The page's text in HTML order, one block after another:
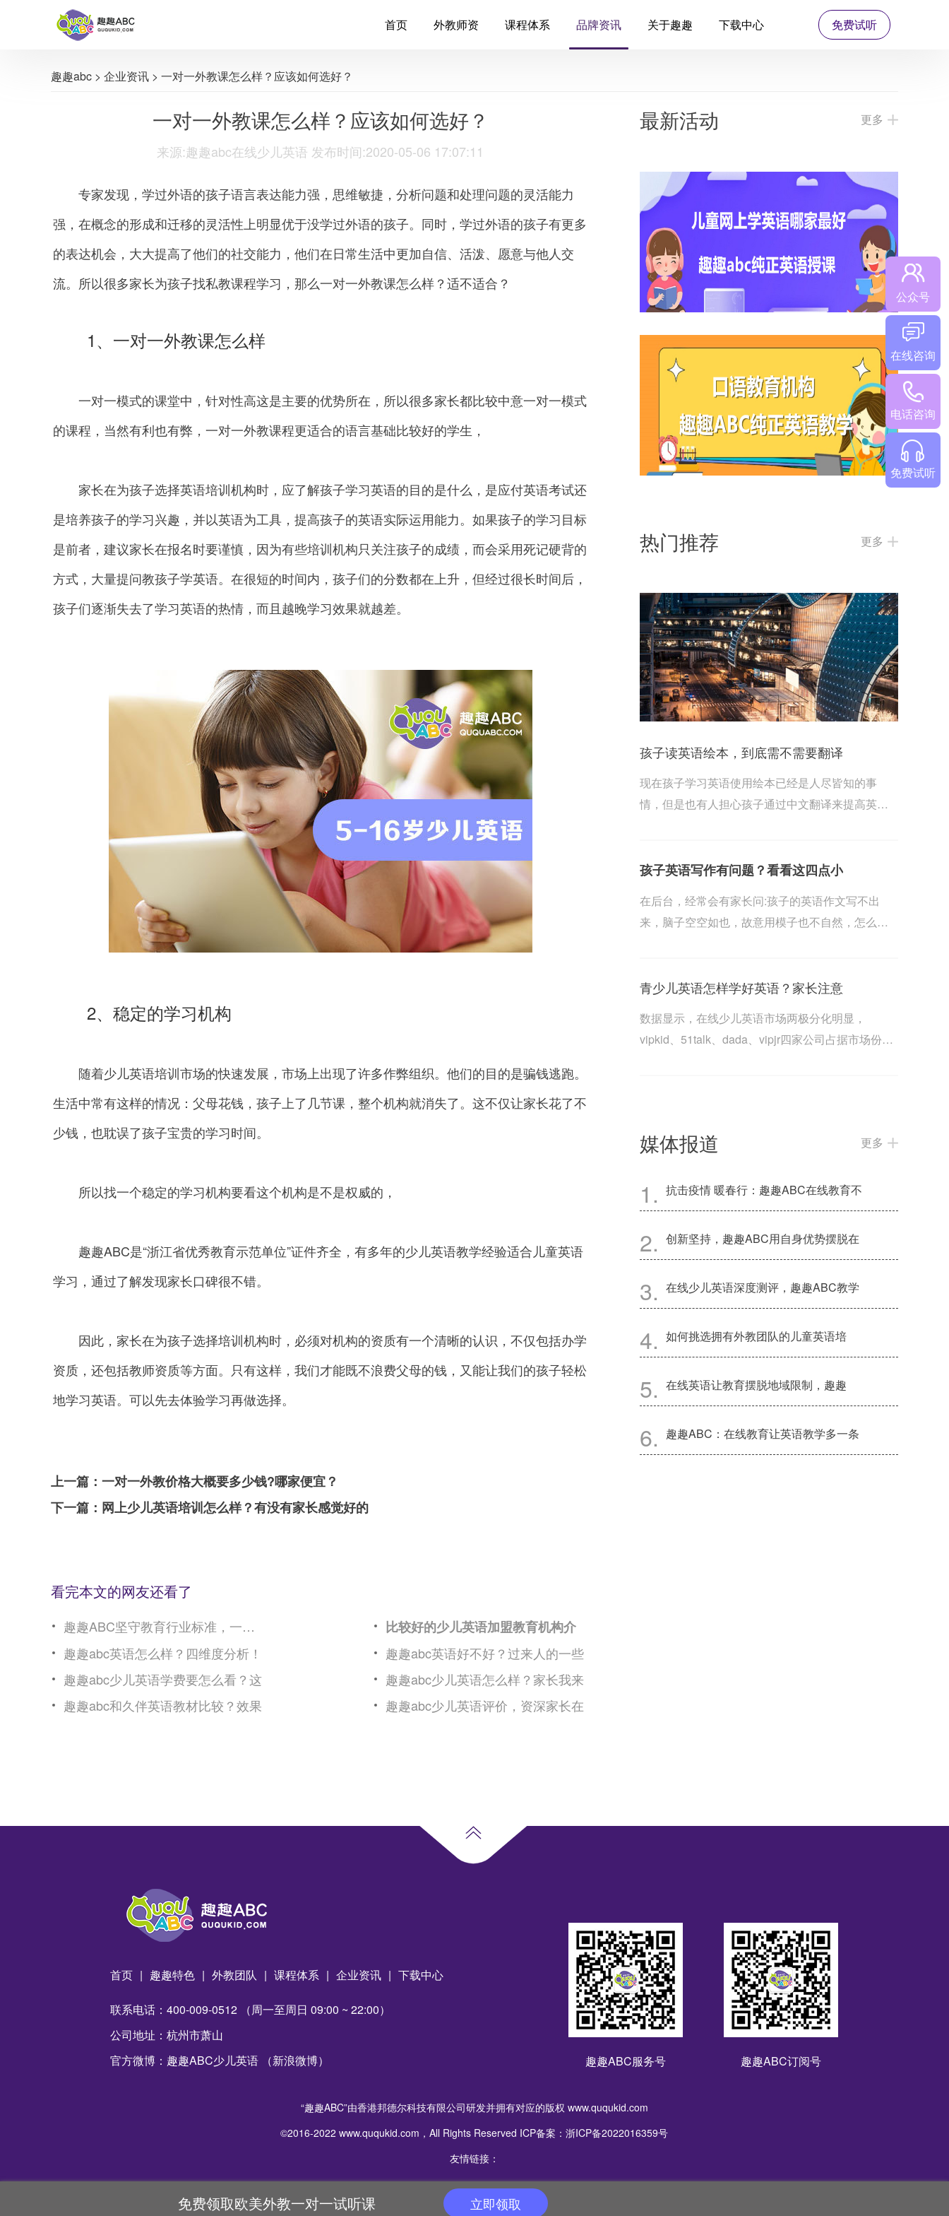
首页 外教师资 课程体系 品牌资讯 关于趣趣 下载中心 免费试听
趣趣abc > 企业资讯 > 一对一外教课怎么样？应该如何选好？
一对一外教课怎么样？应该如何选好？
来源:趣趣abc在线少儿英语 发布时间:2020-05-06 17:07:11
专家发现，学过外语的孩子语言表达能力强，思维敏捷，分析问题和处理问题的灵活能力
强，在概念的形成和迁移的灵活性上明显优于没学过外语的孩子。同时，学过外语的孩子有更多
的表达机会，大大提高了他们的社交能力，他们在日常生活中更加自信、活泼、愿意与他人交
流。所以很多家长为孩子找私教课程学习，那么一对一外教课怎么样？适不适合？
1、一对一外教课怎么样
一对一模式的课堂中，针对性高这是主要的优势所在，所以很多家长都比较中意一对一模式
的课程，当然有利也有弊，一对一外教课程更适合的语言基础比较好的学生，
家长在为孩子选择英语培训机构时，应了解孩子学习英语的目的是什么，是应付英语考试还
是培养孩子的学习兴趣，并以英语为工具，提高孩子的英语实际运用能力。如果孩子的学习目标
是前者，建议家长在报名时要谨慎，因为有些培训机构只关注孩子的成绩，而会采用死记硬背的
方式，大量提问教孩子学英语。在很短的时间内，孩子们的分数都在上升，但经过很长时间后，
孩子们逐渐失去了学习英语的热情，而且越晚学习效果就越差。
2、稳定的学习机构
随着少儿英语培训市场的快速发展，市场上出现了许多作弊组织。他们的目的是骗钱逃跑。
生活中常有这样的情况：父母花钱，孩子上了几节课，整个机构就消失了。这不仅让家长花了不
少钱，也耽误了孩子宝贵的学习时间。
所以找一个稳定的学习机构要看这个机构是不是权威的，
趣趣ABC是“浙江省优秀教育示范单位”证件齐全，有多年的少儿英语教学经验适合儿童英语
学习，通过了解发现家长口碑很不错。
因此，家长在为孩子选择培训机构时，必须对机构的资质有一个清晰的认识，不仅包括办学
资质，还包括教师资质等方面。只有这样，我们才能既不浪费父母的钱，又能让我们的孩子轻松
地学习英语。可以先去体验学习再做选择。
上一篇： 一对一外教价格大概要多少钱?哪家便宜？
下一篇： 网上少儿英语培训怎么样？有没有家长感觉好的
看完本文的网友还看了
趣趣ABC坚守教育行业标准，一对二
比较好的少儿英语加盟教育机构介
趣趣abc英语怎么样？四维度分析！
趣趣abc英语好不好？过来人的一些
趣趣abc少儿英语学费要怎么看？这
趣趣abc少儿英语怎么样？家长我来
趣趣abc和久伴英语教材比较？效果
趣趣abc少儿英语评价，资深家长在
最新活动 更多
儿童网上学英语哪家最好？这四家机构
英语口语教育机构要怎么去选择？从这
热门推荐 更多
孩子读英语绘本，到底需不需要翻译
现在孩子学习英语使用绘本已经是人尽皆知的事
情，但是也有人担心孩子通过中文翻译来提高英语
孩子英语写作有问题？看看这四点小
在后台，经常会有家长问:孩子的英语作文写不出
来，脑子空空如也，故意用模子也不自然，怎么办
青少儿英语怎样学好英语？家长注意
数据显示，在线少儿英语市场两极分化明显，
vipkid、51talk、dada、vipjr四家公司占据市场份额
媒体报道 更多
抗击疫情 暖春行：趣趣ABC在线教育不
创新坚持，趣趣ABC用自身优势摆脱在
在线少儿英语深度测评，趣趣ABC教学
如何挑选拥有外教团队的儿童英语培
在线英语让教育摆脱地域限制，趣趣
趣趣ABC：在线教育让英语教学多一条
首页 | 趣趣特色 | 外教团队 | 课程体系 | 企业资讯 | 下载中心
联系电话：400-009-0512 （周一至周日 09:00 ~ 22:00）
公司地址：杭州市萧山
官方微博：趣趣ABC少儿英语 （新浪微博）
趣趣ABC服务号 趣趣ABC订阅号
“趣趣ABC”由香港邦德尔科技有限公司研发并拥有对应的版权 www.ququkid.com
©2016-2022 www.ququkid.com，All Rights Reserved ICP备案：浙ICP备2022016359号
友情链接：
公众号
在线咨询
电话咨询
免费试听
免费领取欧美外教一对一试听课 立即领取